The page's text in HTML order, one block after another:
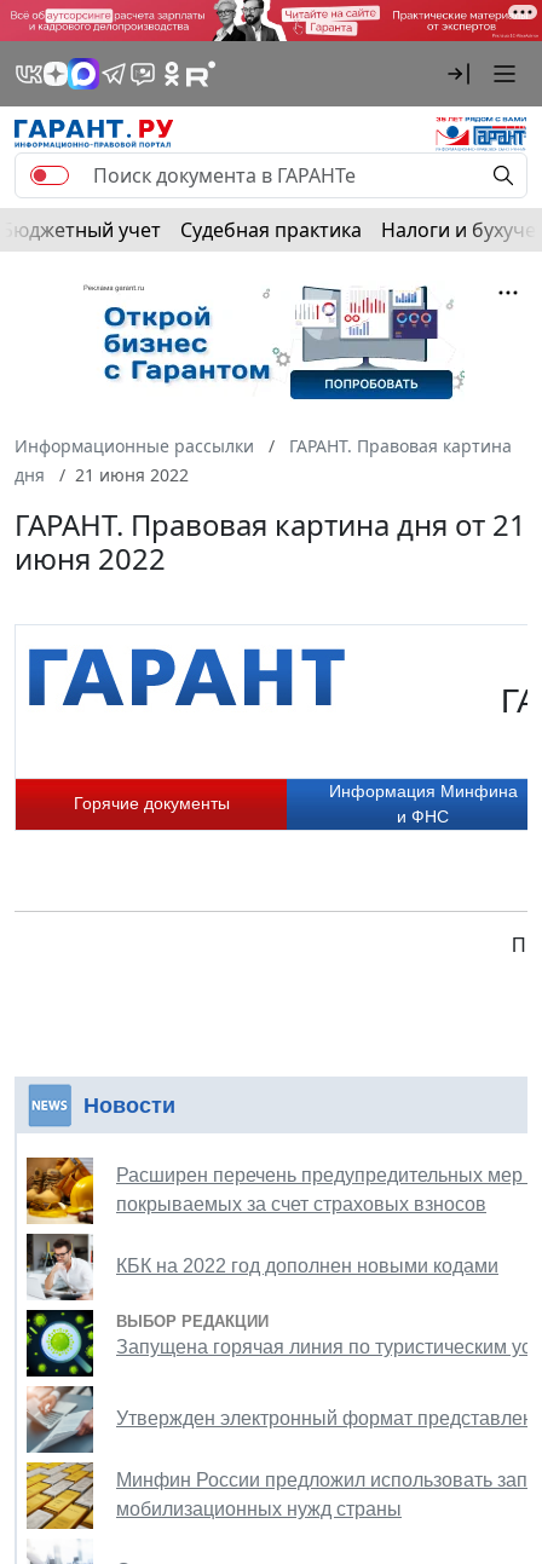
Бюджетный учет Судебная практика Налоги и
Информационные рассылки
ГАРАНТ. Правовая картина
дня
21 июня 2022
ГАРАНТ. Правовая картина дня от 21
июня 2022
Горячие документы
Информация Минфина
и ФНС
Новости
Расширен перечень предупредительных мер
покрываемых за счет страховых взносов
КБК на 2022 год дополнен новыми кодами
ВЫБОР РЕДАКЦИИ
Запущена горячая линия по туристическим
Утвержден электронный формат
Минфин России предложил использовать
мобилизационных нужд страны